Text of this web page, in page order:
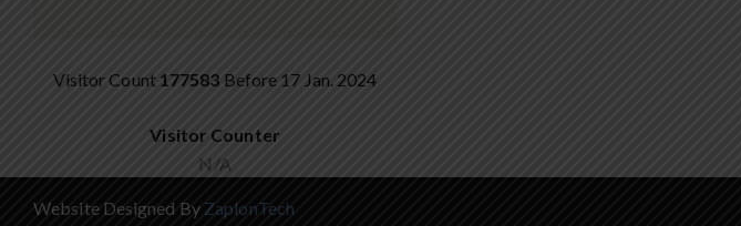
Visitor Count 177583 Before 17 Jan. 2024
Visitor Counter
N/A
Website Designed By ZaplonTech